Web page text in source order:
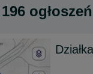
ogłoszeń